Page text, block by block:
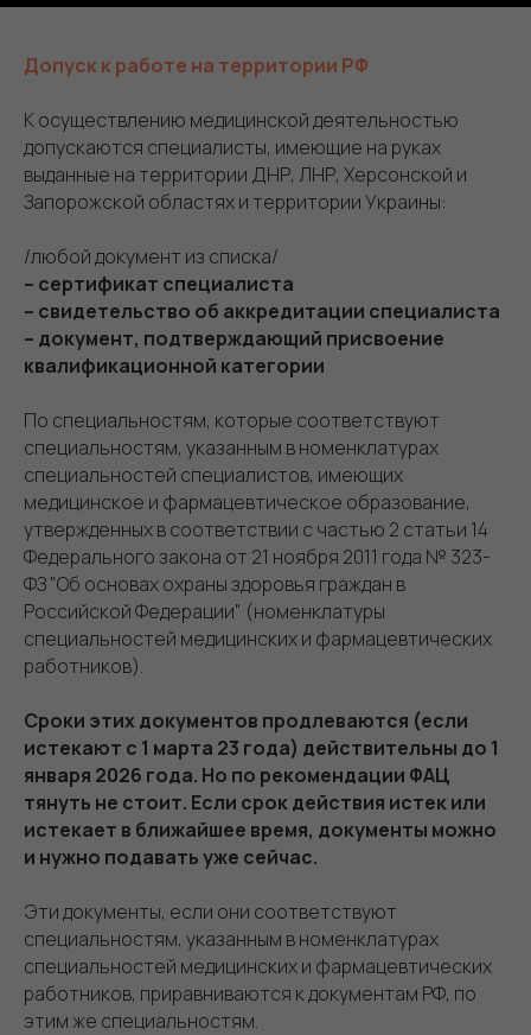
Допуск к работе на территории РФ
К осуществлению медицинской деятельностью
допускаются специалисты, имеющие на руках
выданные на территории ДНР, ЛНР, Херсонской и
Запорожской областях и территории Украины:
/любой документ из списка/
– сертификат специалиста
– свидетельство об аккредитации специалиста
– документ, подтверждающий присвоение
квалификационной категории
По специальностям, которые соответствуют
специальностям, указанным в номенклатурах
специальностей специалистов, имеющих
медицинское и фармацевтическое образование,
утвержденных в соответствии с частью 2 статьи 14
Федерального закона от 21 ноября 2011 года № 323-
ФЗ "Об основах охраны здоровья граждан в
Российской Федерации" (номенклатуры
специальностей медицинских и фармацевтических
работников).
Сроки этих документов продлеваются (если
истекают с 1 марта 23 года) действительны до 1
января 2026 года. Но по рекомендации ФАЦ
тянуть не стоит. Если срок действия истек или
истекает в ближайшее время, документы можно
и нужно подавать уже сейчас.
Эти документы, если они соответствуют
специальностям, указанным в номенклатурах
специальностей медицинских и фармацевтических
работников, приравниваются к документам РФ, по
этим же специальностям.